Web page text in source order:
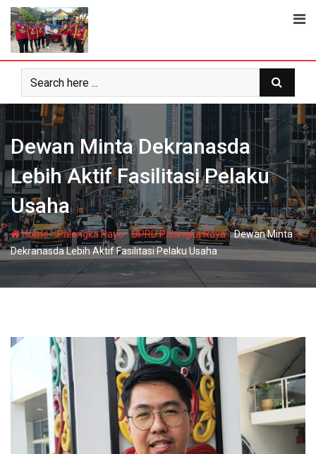
Skip
content
Dewan Minta Dekranasda
Lebih Aktif Fasilitasi Pelaku
Usaha
Home-Palangka Raya-DPRD Palangka Raya-Dewan Minta
Dekranasda Lebih Aktif Fasilitasi Pelaku Usaha